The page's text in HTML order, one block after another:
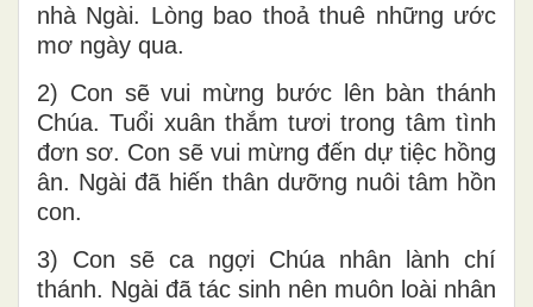
nhà Ngài. Lòng bao thoả thuê những ước
mơ ngày qua.
2) Con sẽ vui mừng bước lên bàn thánh
Chúa. Tuổi xuân thắm tươi trong tâm tình
đơn sơ. Con sẽ vui mừng đến dự tiệc hồng
ân. Ngài đã hiến thân dưỡng nuôi tâm hồn
con.
3) Con sẽ ca ngợi Chúa nhân lành chí
thánh. Ngài đã tác sinh nên muôn loài nhân